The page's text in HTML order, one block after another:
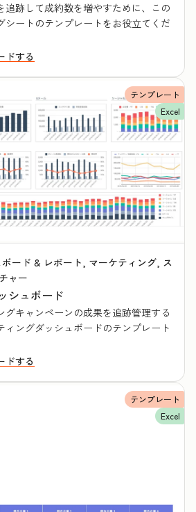
追跡して成約数を増やすために、この
シートのテンプレートをお役立てくだ
ドする
テンプレート
Excel
ード & レポート, マーケティング, ス
ャー
シュボード
グキャンペーンの成果を追跡管理する
ィングダッシュボードのテンプレート
ドする
テンプレート
Excel